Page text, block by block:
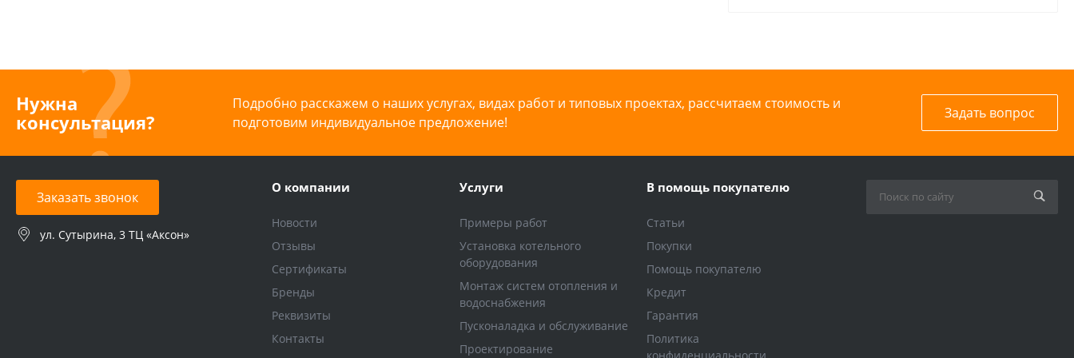
Нужна
консультация?
Подробно расскажем о наших услугах, видах работ и типовых проектах, рассчитаем стоимость и
подготовим индивидуальное предложение!
Задать вопрос
Заказать звонок
ул. Сутырина, 3 ТЦ «Аксон»
О компании
Новости
Отзывы
Сертификаты
Бренды
Реквизиты
Контакты
Услуги
Примеры работ
Установка котельного
оборудования
Монтаж систем отопления и
водоснабжения
Пусконаладка и обслуживание
Проектирование
В помощь покупателю
Статьи
Покупки
Помощь покупателю
Кредит
Гарантия
Политика
конфиденциальности